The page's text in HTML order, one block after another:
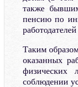
также
пенсию по
Таким
оказанных
физических
соблюдении